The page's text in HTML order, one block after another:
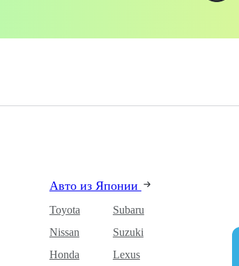
Авто из Японии
Toyota
Nissan
Honda
Subaru
Suzuki
Lexus